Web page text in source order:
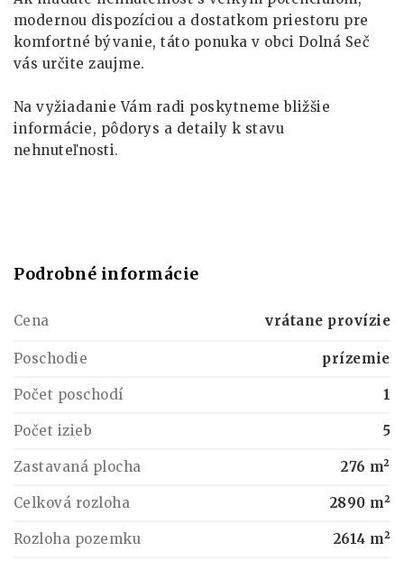
modernou dispozíciou a dostatkom priestoru pre
komfortné bývanie, táto ponuka v obci Dolná Seč
vás určite zaujme.
Na vyžiadanie Vám radi poskytneme bližšie
informácie, pôdorys a detaily k stavu
nehnuteľnosti.
Podrobné informácie
Cena vrátane provízie
Poschodie prízemie
Počet poschodí 1
Počet izieb 5
Zastavaná plocha 276 m²
Celková rozloha 2890 m²
Rozloha pozemku 2614 m²